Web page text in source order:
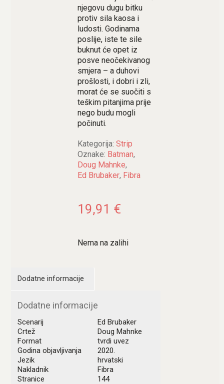
njegovu dugu bitku
protiv sila kaosa i
ludosti. Godinama
poslije, iste te sile
buknut će opet iz
posve neočekivanog
smjera – a duhovi
prošlosti, i dobri i zli,
morat će se suočiti s
teškim pitanjima prije
nego budu mogli
počinuti.
Kategorija: Strip
Oznake: Batman,
Doug Mahnke,
Ed Brubaker, Fibra
19,91 €
Nema na zalihi
Dodatne informacije
Dodatne informacije
Scenarij
Ed Brubaker
Crtež
Doug Mahnke
Format
tvrdi uvez
Godina objavljivanja
2020.
Jezik
hrvatski
Nakladnik
Fibra
Stranice
144